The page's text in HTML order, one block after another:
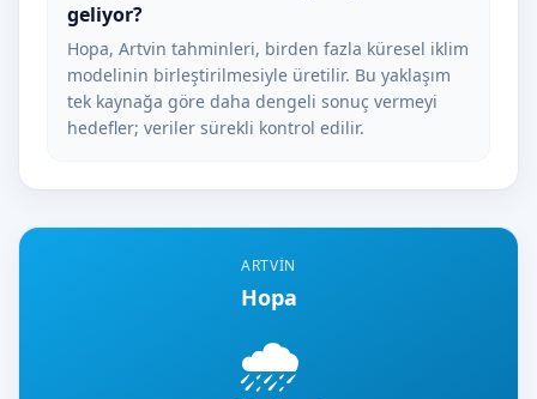
ARTVIN
Hopa
🌧️
geliyor?
Hopa, Artvin tahminleri, birden fazla küresel iklim
modelinin birleştirilmesiyle üretilir. Bu yaklaşım
tek kaynağa göre daha dengeli sonuç vermeyi
hedefler; veriler sürekli kontrol edilir.